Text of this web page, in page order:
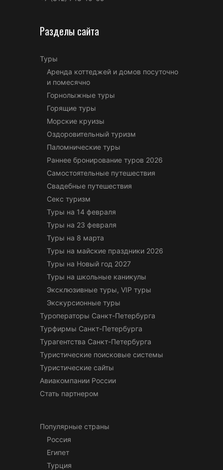
Разделы сайта
Туры
Аренда коттеджей и домов посуточно
и помесячно
Горнолыжные туры
Горящие туры
Морские круизы
Оздоровительный туризм
Паломнические туры
Раннее бронирование туров 2026
Самостоятельные путешествия
Свадебные путешествия
Секс туризм
Туры на 14 февраля
Туры на 23 февраля
Туры на 8 марта
Туры на майские праздники 2026
Туры на Новый год 2027
Туры на школьные каникулы
Эксклюзивные туры, VIP туры
Экскурсионные туры
Туроператоры Санкт-Петербурга
Турфирмы Санкт-Петербурга
Турагентства Санкт-Петербурга
Туристические поисковые системы
Туристические сайты
Авиакомпании России
Стать партнером
Популярные страны
Россия
Египет
Турция